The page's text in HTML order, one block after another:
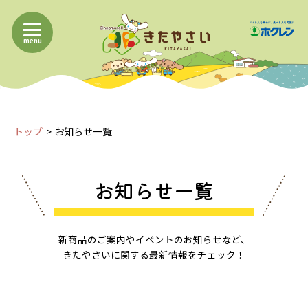
menu
トップ お知らせ一覧
お知らせ一覧
新商品のご案内やイベントのお知らせなど、
きたやさいに関する最新情報をチェック！